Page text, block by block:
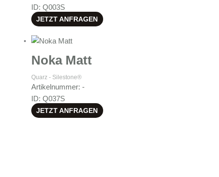
ID: Q003S
JETZT ANFRAGEN
Noka Matt
Quarz - Silestone®
Artikelnummer: -
ID: Q037S
JETZT ANFRAGEN